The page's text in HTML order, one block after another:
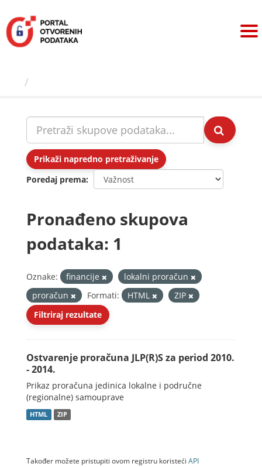
sadržaj
Prikaži napredno pretraživanje
Poredaj prema
Pronađeno skupova
podataka: 1
Oznake: financije
lokalni proračun
proračun
Formati: HTML
ZIP
Filtriraj rezultate
Ostvarenje proračuna JLP(R)S za period 2010.
- 2014.
Prikaz proračuna jedinica lokalne i područne
(regionalne) samouprave
HTML ZIP
Također možete pristupiti ovom registru koristeći API